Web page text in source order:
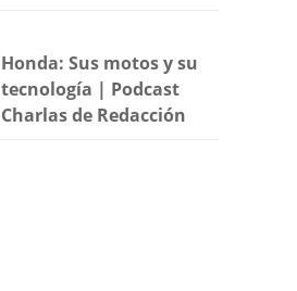
Honda: Sus motos y su
tecnología | Podcast
Charlas de Redacción